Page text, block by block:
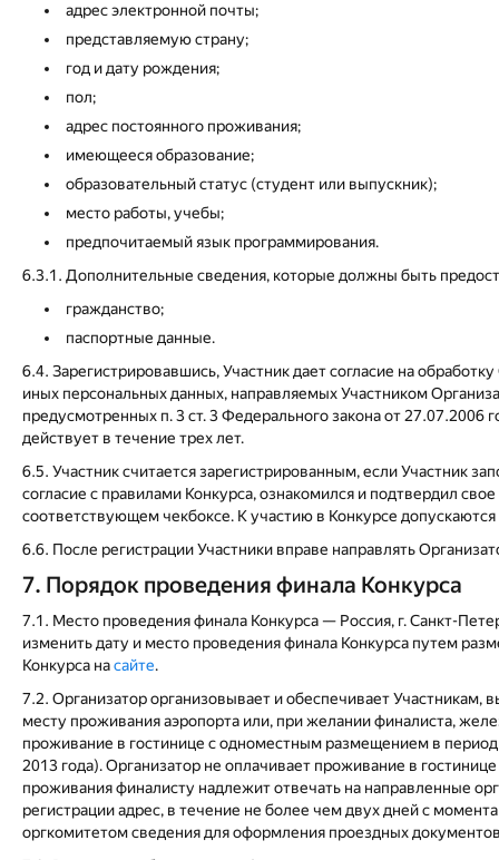
адрес электронной почты;
представляемую страну;
год и дату рождения;
пол;
адрес постоянного проживания;
имеющееся образование;
образовательный статус (студент или выпускник);
место работы, учебы;
предпочитаемый язык программирования.
6.3.1. Дополнительные сведения, которые должны быть
гражданство;
паспортные данные.
6.4. Зарегистрировавшись, Участник дает согласие на
иных персональных данных, направляемых Участником
предусмотренных п. 3 ст. 3 Федерального закона от
действует в течение трех лет.
6.5. Участник считается зарегистрированным, если Участник
согласие с правилами Конкурса, ознакомился и подтвердил
соответствующем чекбоксе. К участию в Конкурсе
6.6. После регистрации Участники вправе направлять
7. Порядок проведения финала Конкурса
7.1. Место проведения финала Конкурса — Россия, г. Санкт-
изменить дату и место проведения финала Конкурса путем
Конкурса насайте.
7.2. Организатор организовывает и обеспечивает
месту проживания аэропорта или, при желании финалиста,
проживание в гостинице с одноместным размещением в
2013 года). Организатор не оплачивает проживание в
проживания финалисту надлежит отвечать на направленные
регистрации адрес, в течение не более чем двух дней с
оргкомитетом сведения для оформления проездных